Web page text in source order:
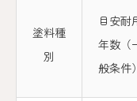
塗料種
別
目安耐
年数（
般条件）